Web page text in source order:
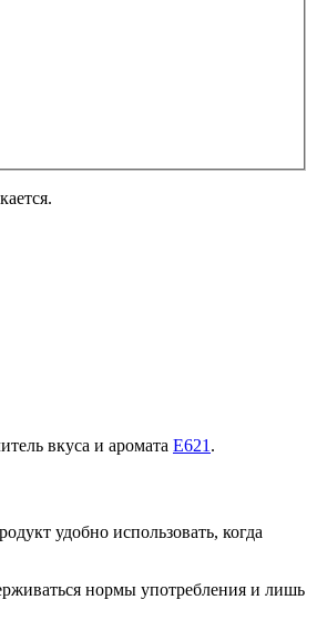
вкуса и аромата Е621 .
удобно использовать, когда
нормы употребления и лишь